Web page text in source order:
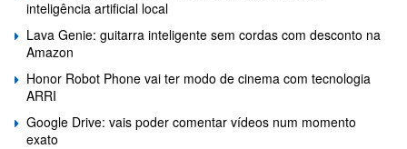
inteligência artificial local
Lava Genie: guitarra inteligente sem cordas com desconto na
Amazon
Honor Robot Phone vai ter modo de cinema com tecnologia
ARRI
Google Drive: vais poder comentar vídeos num momento
exato